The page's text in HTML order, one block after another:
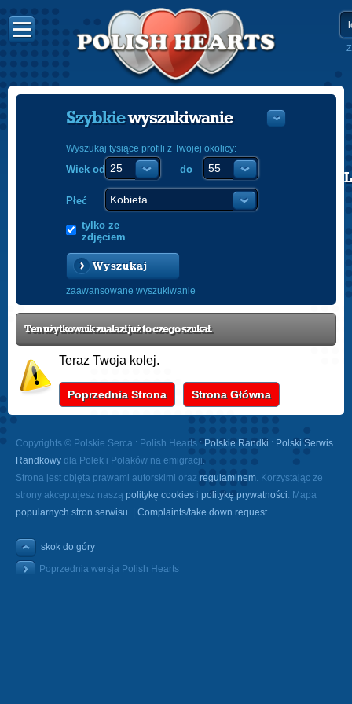
POLISH
Szybkiewyszukiwanie
Wyszukaj tysiące profili z Twojej okolicy:
Wiek od do
Płeć
tylko ze
zdjęciem
Wyszukaj
zaawansowane wyszukiwanie
Ten użytkownik znalazł już to czego szukał.
Teraz Twoja kolej.
Poprzednia Strona Strona Główna
Copyrights © Polskie Serca : Polish Hearts : Polskie Randki : Polski Serwis
Randkowy dla Polek i Polaków na emigracji.
Strona jest objęta prawami autorskimi oraz regulaminem. Korzystając ze
strony akceptujesz naszą politykę cookies i politykę prywatności. Mapa
popularnych stron serwisu. | Complaints/take down request
skok do góry
Poprzednia wersja Polish Hearts